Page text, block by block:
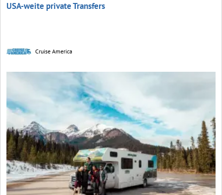
USA-weite private Transfers
Cruise America